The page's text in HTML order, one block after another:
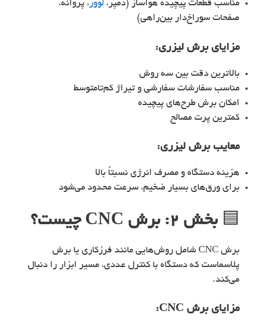
مناسب قطعات پیچیده هواساز (دمپر، لوور ، پروانه،
صفحات سوراخ‌دار بین‌راهی)
مزایای برش لیزری:
بالاترین دقت بین سه روش
مناسب سفارشات سفارشی و تیراژ کم‌تا‌متوسط
امکان برش طرح‌های پیچیده
کمترین پرت مصالح
معایب برش لیزری:
هزینه دستگاه و مصرف انرژی نسبتاً بالا
برای ورق‌های بسیار ضخیم، سرعت محدود می‌شود
🟦 بخش ۲: برش CNC چیست؟
برش CNC شامل روش‌هایی مانند فرزکاری یا برش
پلاسماست که دستگاه با کنترل عددی، مسیر ابزار را دنبال
می‌کند.
مزایای برش CNC: